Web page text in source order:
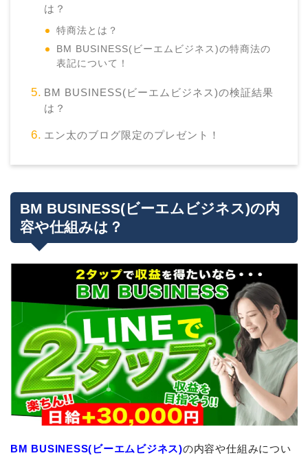
は？
特商法とは？
BM BUSINESS(ビーエムビジネス)の特商法の
表記について！
BM BUSINESS(ビーエムビジネス)の検証結果
は？
エン太のブログ限定のプレゼント！
BM BUSINESS(ビーエムビジネス)の内
容や仕組みは？
BM BUSINESS(ビーエムビジネス)の内容や仕組みについ